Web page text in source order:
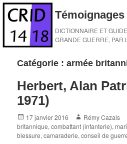
Skip
content
Témoignages
DICTIONNAIRE ET
GRANDE GUERRE, PAR
Catégorie :armée
Herbert, Alan
1971)
Posted
on
17 janvier 2016 Author
Rémy Cazals
britannique,combattant (infanterie),
blessure,camaraderie,conseil de